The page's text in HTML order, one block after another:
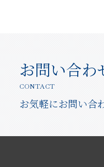
お問い合わ
CONTACT
お気軽にお問い合